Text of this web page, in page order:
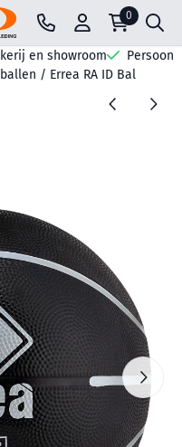
Kies instellingen of sta
0
en showroom
/ Errea RA ID Bal